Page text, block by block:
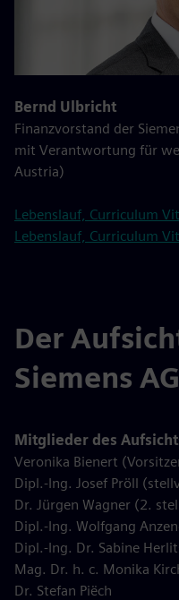
Bernd Ulbricht
Finanzvorstand der
mit Verantwortung für
Austria)
Lebenslauf, Curriculum
Lebenslauf, Curriculum
Der
Siemens
Mitglieder des
Veronika Bienert
Dipl.-Ing. Josef Pröll
Dr. Jürgen Wagner (2.
Dipl.-Ing. Wolfgang
Dipl.-Ing. Dr. Sabine
Mag. Dr. h. c. Monika
Dr. Stefan Piëch